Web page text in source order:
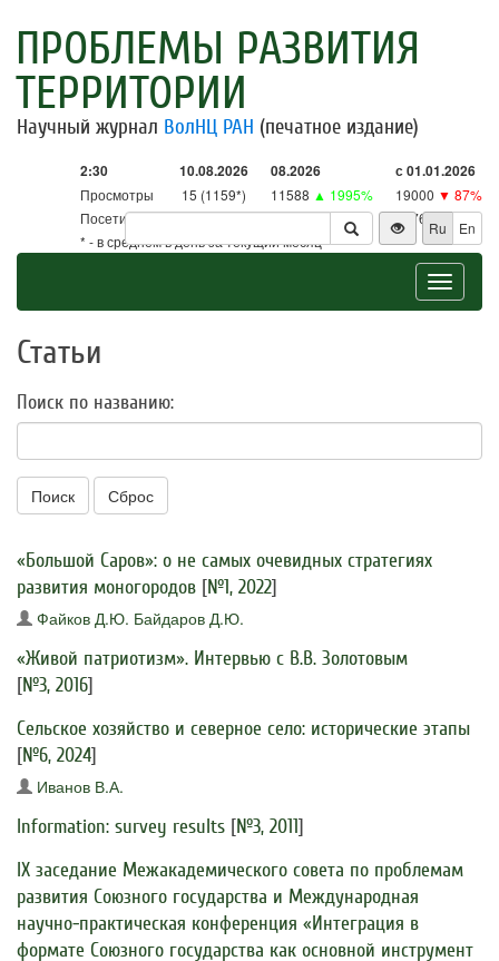
ПРОБЛЕМЫ РАЗВИТИЯ
ТЕРРИТОРИИ
Научный журнал ВолНЦ РАН (печатное издание)
2:30 10.08.2026 08.2026 с 01.01.2026
Просмотры 15 (1159*) 11588 ▲ 1995% 19000 ▼ 87%
Посетители
15 (1137*) 11367▲ 2666% 18761▼ 86%
* - в среднем в день за текущий месяц
Ru En
Toggle
Статьи
Поиск по названию:
Поиск Сброс
«Большой Саров»: о не самых очевидных стратегиях
развития моногородов [№1, 2022]
Файков Д.Ю. Байдаров Д.Ю.
«Живой патриотизм». Интервью с В.В. Золотовым
[№3, 2016]
Cельское хозяйство и северное село: исторические этапы
[№6, 2024]
Иванов В.А.
Information: survey results [№3, 2011]
IX заседание Межакадемического совета по проблемам
развития Союзного государства и Международная
научно-практическая конференция «Интеграция в
формате Союзного государства как основной инструмент